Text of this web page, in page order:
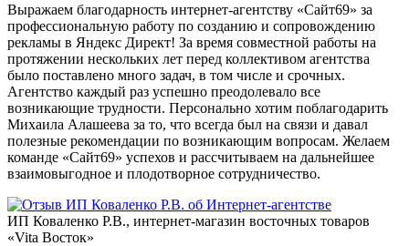
Выражаем благодарность интернет-агентству «Сайт69» за
профессиональную работу по созданию и сопровождению
рекламы в Яндекс Директ! За время совместной работы на
протяжении нескольких лет перед коллективом агентства
было поставлено много задач, в том числе и срочных.
Агентство каждый раз успешно преодолевало все
возникающие трудности. Персонально хотим поблагодарить
Михаила Алашеева за то, что всегда был на связи и давал
полезные рекомендации по возникающим вопросам. Желаем
команде «Сайт69» успехов и рассчитываем на дальнейшее
взаимовыгодное и плодотворное сотрудничество.
ИП Коваленко Р.В., интернет-магазин восточных товаров
«Vita Восток»